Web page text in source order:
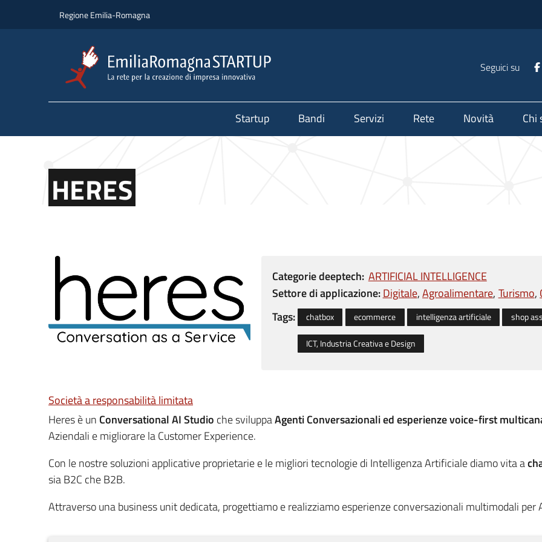
Regione Emilia-Romagna
Seguici su
Startup Bandi Servizi Rete Novità Chi
HERES
Categorie deeptech ARTIFICIAL INTELLIGENCE
Settore di applicazione:Digitale Agroalimentare Turismo
Tags:
chatbox ecommerce intelligenza artificiale shop
ICT, Industria Creativa e Design
Società a responsabilità limitata
Heres è un Conversational AI Studio che sviluppaAgenti Conversazionali ed esperienze voice-first
Aziendali e migliorare la Customer Experience.
Con le nostre soluzioni applicative proprietarie e le migliori tecnologie di Intelligenza Artificiale diamo vita a
sia B2C che B2B.
Attraverso una business unit dedicata, progettiamo e realizziamo esperienze conversazionali multimodali per